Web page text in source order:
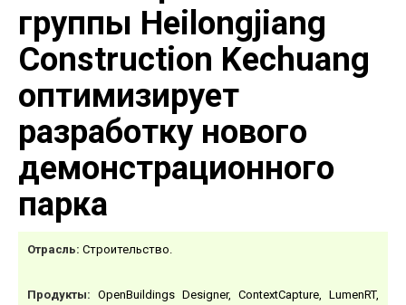
группы Heilongjiang
Construction Kechuang
оптимизирует
разработку нового
демонстрационного
парка
Отрасль: Cтроительство.
Продукты: OpenBuildings Designer, ContextCapture, LumenRT,